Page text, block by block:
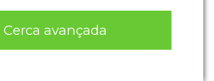
Cerca avançada